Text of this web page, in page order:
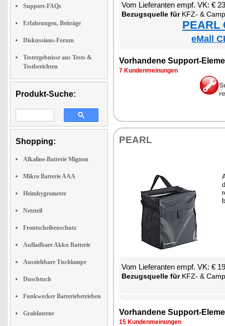
Support-FAQs
Erfahrungen, Beiträge
Diskussions-Forum
Testergebnisse aus Tests &
Testberichten
Produkt-Suche:
Shopping:
Alkaline-Batterie Mignon
Mikro Batterie AAA
Heimhygrometer
Netzteil
Frontscheibenschutz
Aufladbare Akku Batterie
Ausziehbare Tischlampe
Duschtuch
Funkwecker Batteriebetrieben
Grablaterne
Vom Lie­fe­ran­ten empf. VK: €
Be­zugs­quel­le fürKFZ- &
PEARL
eMall
Vor­han­de­ne Sup­port-
7 Kun­den­mei­nun­gen
PEARL
Vom Lie­fe­ran­ten empf. VK: €
Be­zugs­quel­le fürKFZ- &
Vor­han­de­ne Sup­port-
15 Kun­den­mei­nun­gen